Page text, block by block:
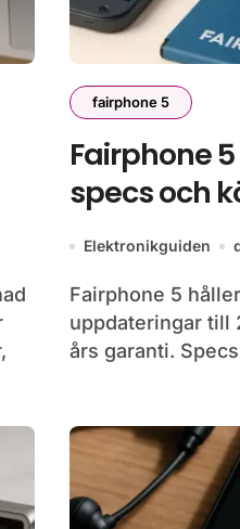
fairphone 5
Fairphone
specs och
Elektronikguiden
Fairphone 5 håller än 2025 med 8 års
uppdateringar till
års garanti.